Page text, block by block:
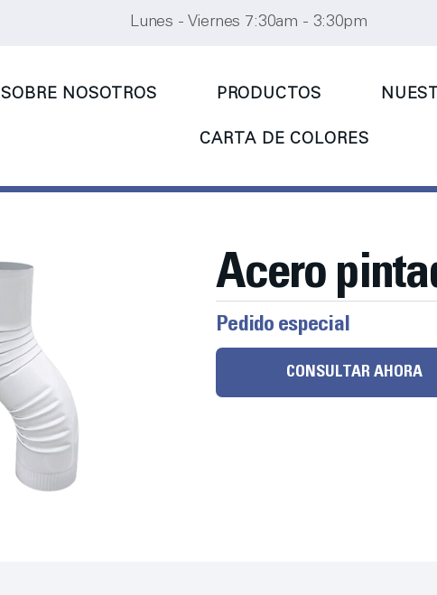
Lunes - Viernes 7:30am - 3:30pm
SOBRE NOSOTROS PRODUCTOS
CARTA DE COLORES
Acero
Pedido especial
CONSULTAR AHORA